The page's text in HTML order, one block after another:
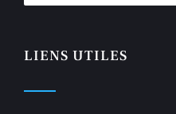
LIENS UTILES